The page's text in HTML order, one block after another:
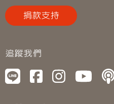
捐款支持
追蹤我們